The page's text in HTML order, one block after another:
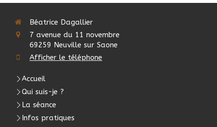
Béatrice Dagallier
7 avenue du 11 novembre
69259 Neuville sur Saone
Afficher le téléphone
Accueil
Qui suis-je ?
La séance
Infos pratiques